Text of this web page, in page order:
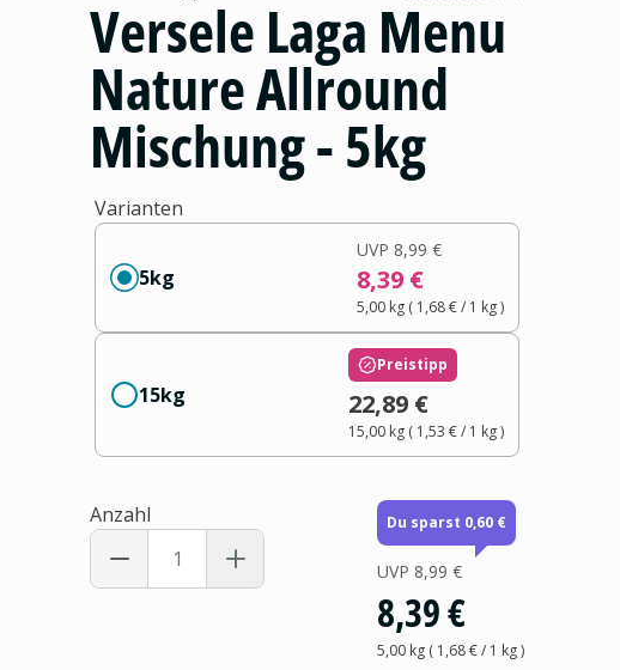
Versele Laga Menu
Nature Allround
Mischung - 5kg
Varianten
5kg
UVP 8,99 €
8,39 €
5,00 kg( 1,68 €/ 1 kg)
15kg
Preistipp
22,89 €
15,00 kg( 1,53 €/ 1 kg)
Anzahl Du sparst 0,60 €
UVP 8,99 €
8,39 €
5,00 kg( 1,68 €/ 1 kg)